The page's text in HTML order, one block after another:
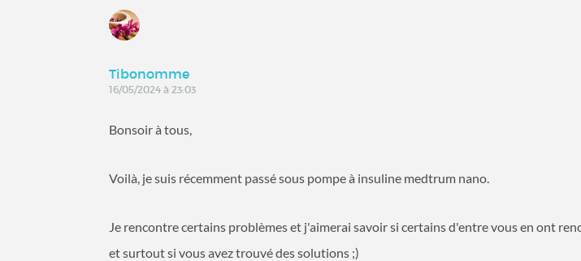
Tibonomme
16/05/2024 à 23:03
Bonsoir à tous,
Voilà, je suis récemment passé sous pompe à insuline medtrum nano.
Je rencontre certains problèmes et j'aimerai savoir si certains d'entre vous en ont
et surtout si vous avez trouvé des solutions ;)